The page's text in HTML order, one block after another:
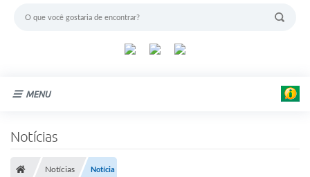
MENU
Notícias
Notícias Notícia